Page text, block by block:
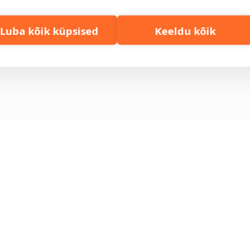
Luba kõik küpsised Keeldu kõik
Meeskond
Blogi
Privaatsuspoliitika